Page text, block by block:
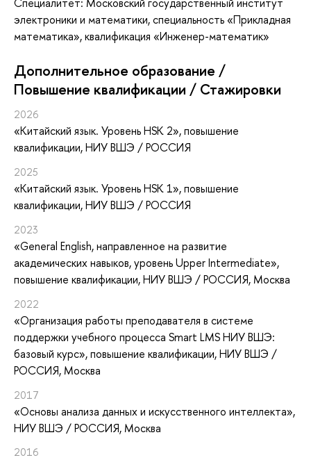
электроники и математики, специальность «Прикладная
математика», квалификация «Инженер-математик»
Дополнительное образование /
Повышение квалификации / Стажировки
2026
«Китайский язык. Уровень HSK 2», повышение
квалификации, НИУ ВШЭ / РОССИЯ
2025
«Китайский язык. Уровень HSK 1», повышение
квалификации, НИУ ВШЭ / РОССИЯ
2023
«General English, направленное на развитие
академических навыков, уровень Upper Intermediate»,
повышение квалификации, НИУ ВШЭ / РОССИЯ, Москва
2022
«Организация работы преподавателя в системе
поддержки учебного процесса Smart LMS НИУ ВШЭ:
базовый курс», повышение квалификации, НИУ ВШЭ /
РОССИЯ, Москва
2017
«Основы анализа данных и искусственного интеллекта»,
НИУ ВШЭ / РОССИЯ, Москва
2016